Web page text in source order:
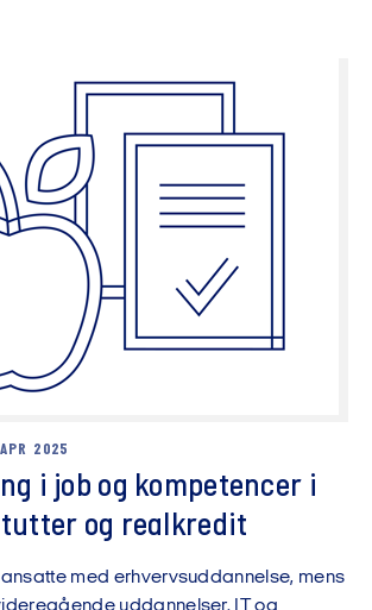
2025
i job og kompetencer i
og realkredit
med erhvervsuddannelse, mens